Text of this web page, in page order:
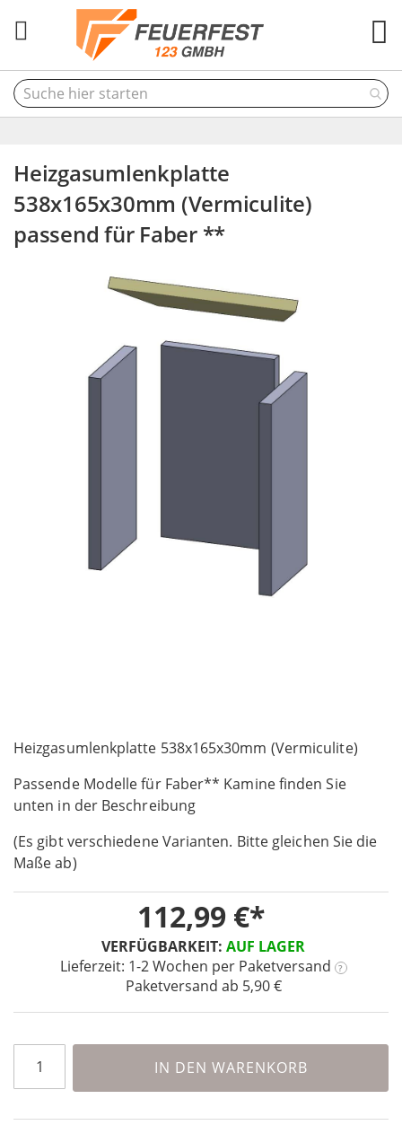
Heizgasumlenkplatte
538x165x30mm (Vermiculite)
passend für Faber **
Heizgasumlenkplatte 538x165x30mm (Vermiculite)
Passende Modelle für Faber** Kamine finden Sie
unten in der Beschreibung
(Es gibt verschiedene Varianten. Bitte gleichen Sie die
Maße ab)
VERFÜGBARKEIT: AUF LAGER
Lieferzeit: 1-2 Wochen per Paketversand ?
Paketversand ab 5,90 €
112,99 €
IN DEN WARENKORB
to
beginning
of
images
gallery